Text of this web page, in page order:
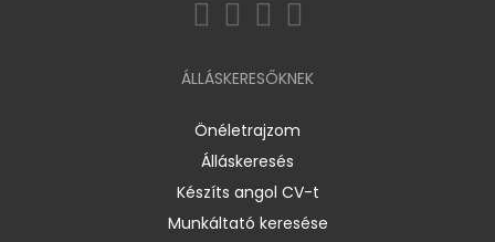
ÁLLÁSKERESŐKNEK
Önéletrajzom
Álláskeresés
Készíts angol CV-t
Munkáltató keresése